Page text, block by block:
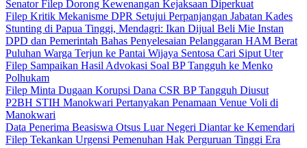
Senator Filep Dorong Kewenangan Kejaksaan Diperkuat
Filep Kritik Mekanisme DPR Setujui Perpanjangan Jabatan Kades
Stunting di Papua Tinggi, Mendagri: Ikan Dijual Beli Mie Instan
DPD dan Pemerintah Bahas Penyelesaian Pelanggaran HAM Berat
Puluhan Warga Terjun ke Pantai Wijaya Sentosa Cari Siput Uter
Filep Sampaikan Hasil Advokasi Soal BP Tangguh ke Menko
Polhukam
Filep Minta Dugaan Korupsi Dana CSR BP Tangguh Diusut
P2BH STIH Manokwari Pertanyakan Penamaan Venue Voli di
Manokwari
Data Penerima Beasiswa Otsus Luar Negeri Diantar ke Kemendari
Filep Tekankan Urgensi Pemenuhan Hak Perguruan Tinggi Era